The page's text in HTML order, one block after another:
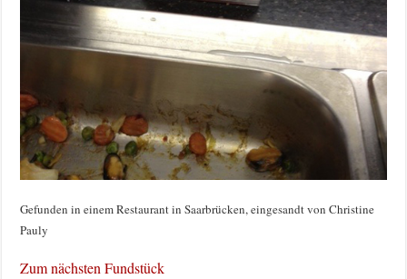
Gefunden in einem Restaurant in Saarbrücken, eingesandt von Christine
Pauly
Zum nächsten Fundstück